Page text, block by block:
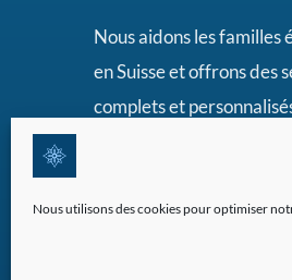
Nous utilisons des cookies pour optimiser
Nous aidons les familles
en Suisse et offrons des
complets et